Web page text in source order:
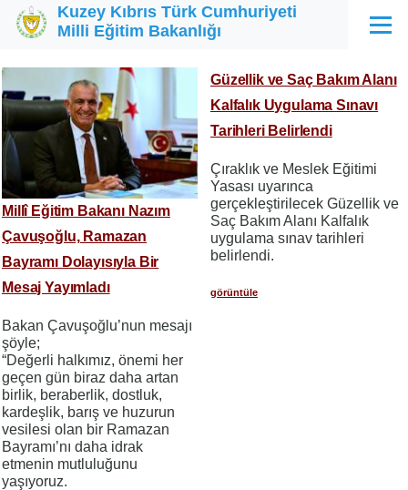
Ana içeriğe atla
Kuzey Kıbrıs Türk Cumhuriyeti
Milli Eğitim Bakanlığı
Menü
Millî Eğitim Bakanı Nazım
Çavuşoğlu, Ramazan
Bayramı Dolayısıyla Bir
Mesaj Yayımladı
Bakan Çavuşoğlu’nun mesajı
şöyle;
“Değerli halkımız, önemi her
geçen gün biraz daha artan
birlik, beraberlik, dostluk,
kardeşlik, barış ve huzurun
vesilesi olan bir Ramazan
Bayramı’nı daha idrak
etmenin mutluluğunu
yaşıyoruz.
Güzellik ve Saç Bakım Alanı
Kalfalık Uygulama Sınavı
Tarihleri Belirlendi
Çıraklık ve Meslek Eğitimi
Yasası uyarınca
gerçekleştirilecek Güzellik ve
Saç Bakım Alanı Kalfalık
uygulama sınav tarihleri
belirlendi.
görüntüle